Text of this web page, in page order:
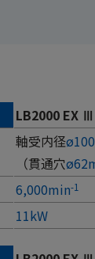
LB2000 EX Ⅲ
軸受内径
（貫通穴
6,000min-1
11kW